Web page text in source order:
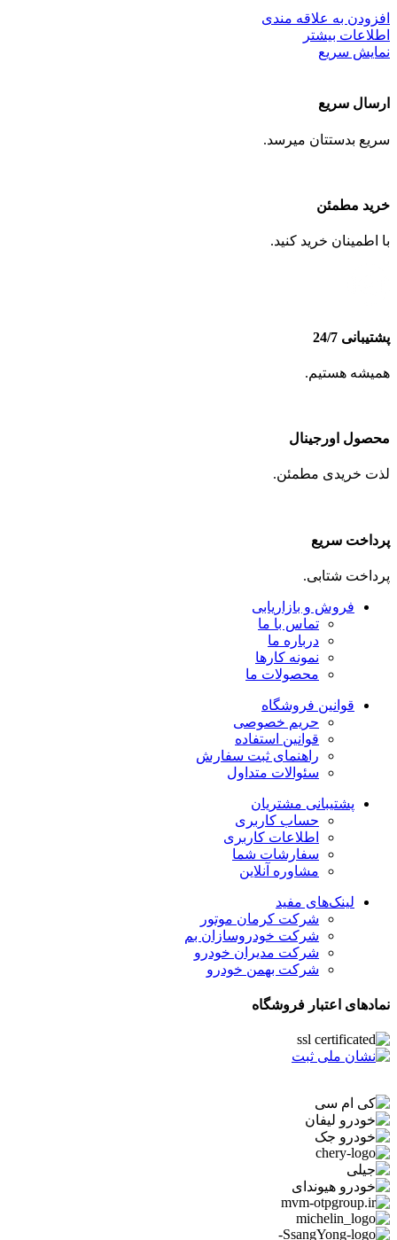
افزودن به علاقه مندی
اطلاعات بیشتر
نمایش سریع
ارسال سریع
سریع بدستتان میرسد.
خرید مطمئن
با اطمینان خرید کنید.
پشتیبانی 24/7
همیشه هستیم.
محصول اورجینال
لذت خریدی مطمئن.
پرداخت سریع
پرداخت شتابی.
فروش و بازاریابی
تماس با ما
درباره ما
نمونه کارها
محصولات ما
قوانین فروشگاه
حریم خصوصی
قوانین استفاده
راهنمای ثبت سفارش
سئوالات متداول
پشتیبانی مشتریان
حساب کاربری
اطلاعات کاربری
سفارشات شما
مشاوره آنلاین
لینک‌های مفید
شرکت کرمان موتور
شرکت خودروسازان بم
شرکت مدیران خودرو
شرکت بهمن خودرو
نمادهای اعتبار فروشگاه